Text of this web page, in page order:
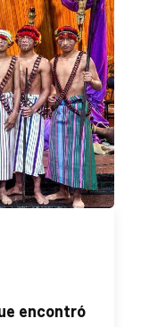
encontró